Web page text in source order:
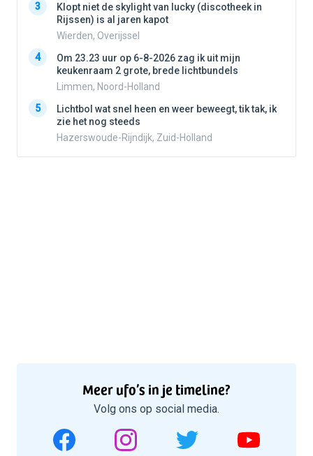
3
Klopt niet de skylight van lucky (discotheek in
Rijssen) is al jaren kapot
Wierden, Overijssel
4
Om 23.23 uur op 6-8-2026 zag ik uit mijn
keukenraam 2 grote, brede lichtbundels
Limmen, Noord-Holland
5
Lichtbol wat snel heen en weer beweegt, tik tak, ik
zie het nog steeds
Hazerswoude-Rijndijk, Zuid-Holland
Meer ufo’s in je timeline?
Volg ons op social media.